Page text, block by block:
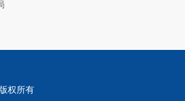
权所有